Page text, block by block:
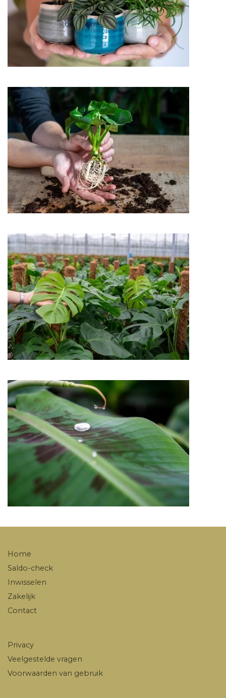
Home
Saldo-check
Inwisselen
Zakelijk
Contact
Privacy
Veelgestelde vragen
Voorwaarden van gebruik